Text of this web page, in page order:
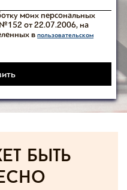
моих персональных
от 22.07.2006, на
впользовательском
быть